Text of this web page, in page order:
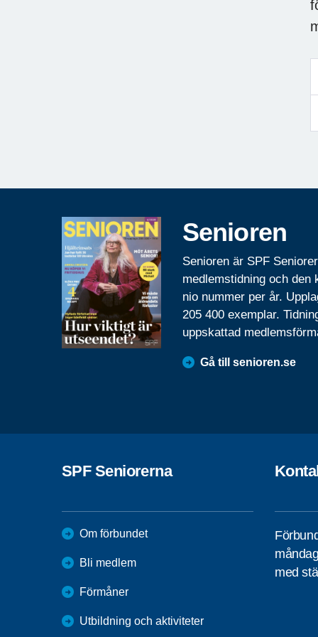
Senioren
Senioren är SPF
medlemstidning och den
nio nummer per år.
205 400 exemplar.
uppskattad
Gå till senioren.se
SPF Seniorerna
Om förbundet
Bli medlem
Förmåner
Utbildning och aktiviteter
med